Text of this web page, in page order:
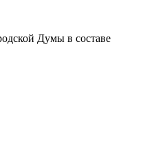
Думы в составе